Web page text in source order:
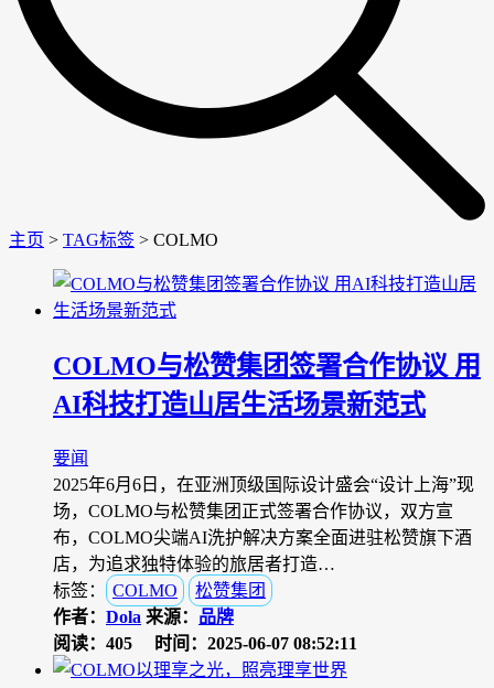
主页 > TAG标签 > COLMO
COLMO与松赞集团签署合作协议 用
AI科技打造山居生活场景新范式
要闻
2025年6月6日，在亚洲顶级国际设计盛会“设计上海”现
场，COLMO与松赞集团正式签署合作协议，双方宣
布，COLMO尖端AI洗护解决方案全面进驻松赞旗下酒
店，为追求独特体验的旅居者打造…
标签：
COLMO
松赞集团
作者： Dola 来源： 品牌
阅读：405
时间：2025-06-07 08:52:11